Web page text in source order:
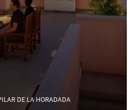
DE LA HORADADA